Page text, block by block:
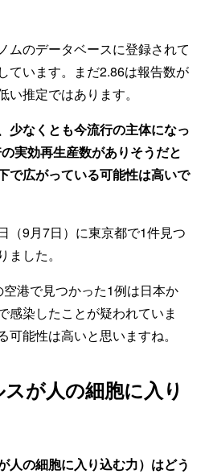
ムのデータベースに登録されて
ています。まだ2.86は報告数が
推定ではあります。
なくとも今流行の主体になっ
実効再生産数がありそうだと
で広がっている可能性は高いで
（9月7日）に東京都で1件見つ
した。
港で見つかった1例は日本か
感染したことが疑われていま
能性は高いと思いますね。
が人の細胞に入り
の細胞に入り込む力）はどう